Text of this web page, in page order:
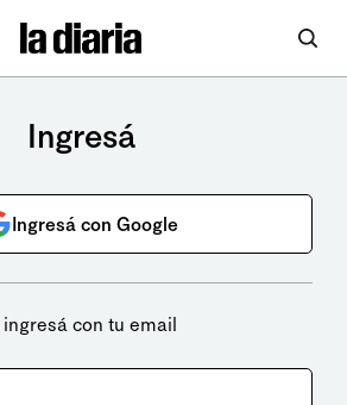
Ingresá
Ingresá con Google
ingresá con tu email